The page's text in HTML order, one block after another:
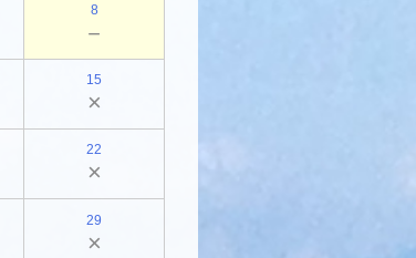
8
－
15
×
22
×
29
×